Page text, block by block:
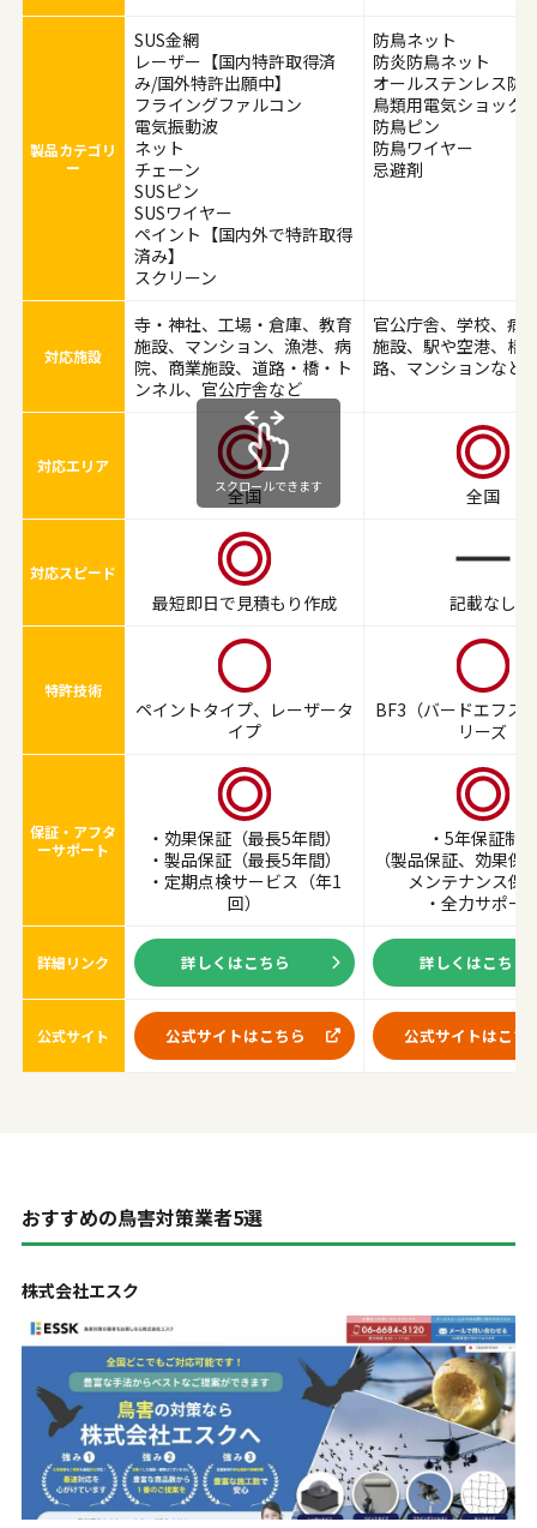
製品カテゴリ
ー
SUS金網
レーザー【国内特許取得済
み/国外特許出願中】
フライングファルコン
電気振動波
ネット
チェーン
SUSピン
SUSワイヤー
ペイント【国内外で特許取得
済み】
スクリーン
防鳥ネット
防炎防鳥ネット
オールステンレス防
鳥類用電気ショック
防鳥ピン
防鳥ワイヤー
忌避剤
対応施設
寺・神社、工場・倉庫、教育
施設、マンション、漁港、病
院、商業施設、道路・橋・ト
ンネル、官公庁舎など
官公庁舎、学校、病
施設、駅や空港、橋
路、マンションなど
対応エリア
全国 全国
対応スピード
最短即日で見積もり作成 記載なし
特許技術
ペイントタイプ、レーザータ
イプ
BF3（バードエフス
リーズ
保証・アフタ
ーサポート
・効果保証（最長5年間）
・製品保証（最長5年間）
・定期点検サービス（年1
回）
・5年保証制度
（製品保証、効果保
メンテナンス保
・全力サポー
詳細リンク 詳しくはこちら 詳しくはこちら
公式サイト 公式サイトはこちら 公式サイトはこち
スクロールできます
おすすめの鳥害対策業者5選
株式会社エスク